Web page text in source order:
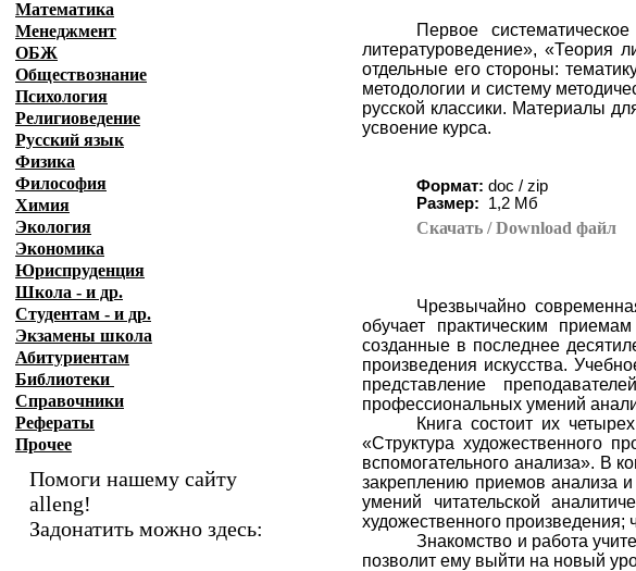
Первое
литературоведение», «Теория
отдельные его стороны:
методологии и систему
русской классики. Материалы
усвоение курса.
Формат: doc / zip
Размер:
1,2 Мб
Скачать/ Download
Чрезвычайно
обучает практическим
созданные в последнее
произведения искусства.
представление
профессиональных умений
Книга состоит их
«Структура художественного
вспомогательного анализа». В
закреплению приемов анализа
умений читательской
художественного произведения;
Знакомство и работа
позволит ему выйти на новый
Математика
Менеджмент
ОБЖ
Обществознание
Психология
Религиоведение
Русский язык
Физика
Философия
Химия
Экология
Экономика
Юриспруденция
Школа - и др.
Студентам - и др.
Экзамены школа
Абитуриентам
Библиотеки
Справочники
Рефераты
Прочее
Помоги нашему сайту
alleng!
Задонатить можно здесь: